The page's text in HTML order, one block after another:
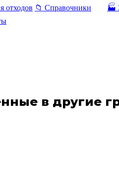
отходов 📁 Справочники 🏭
в другие